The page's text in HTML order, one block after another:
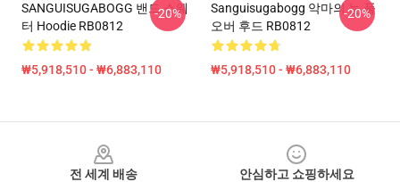
SANGUISUGABOGG 밴드 스웨
터 Hoodie RB0812
₩5,918,510 - ₩6,883,110
-20%
Sanguisugabogg 악마의 눈 풀
오버 후드 RB0812
₩5,918,510 - ₩6,883,110
-20%
전 세계 배송
안심하고 쇼핑하세요